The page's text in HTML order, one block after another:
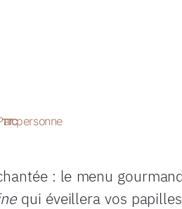
TTCpersonne
: le menu
qui éveillera vos